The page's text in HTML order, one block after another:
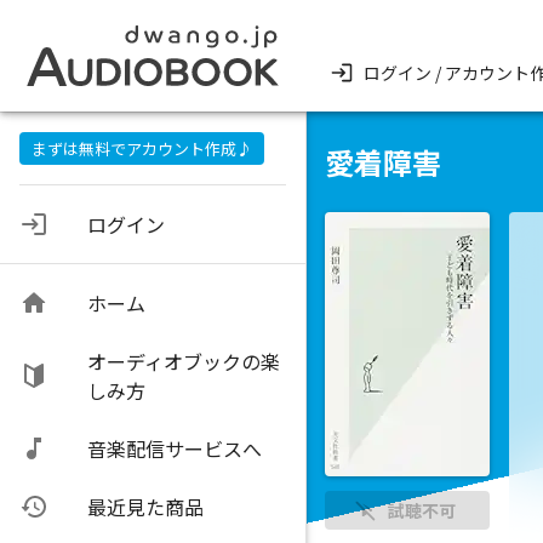
ログイン / アカウント
まずは無料でアカウント作成♪
ログイン
ホーム
オーディオブックの楽
しみ方
音楽配信サービスへ
最近見た商品
愛着障害
試聴不可